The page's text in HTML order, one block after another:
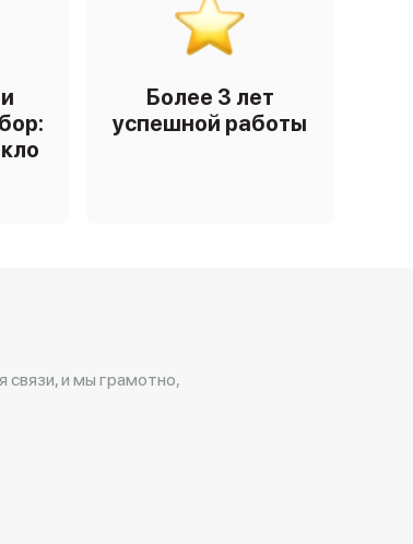
Более 3 лет
успешной работы
связи, и мы грамотно,